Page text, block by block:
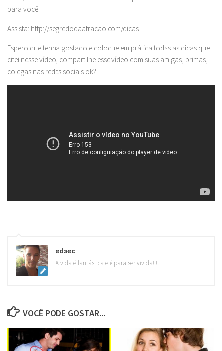
para você.
Assista: http://segredodaatracao.com/dicas
Espero que tenha gostado e coloque em prática todas as dicas que
citei nesse vídeo, compartilhe esse vídeo com suas amigas, primas,
colegas nas redes sociais ok?
edsec
A vida é fantástica e é para ser vivida!!!!
VOCÊ PODE GOSTAR...